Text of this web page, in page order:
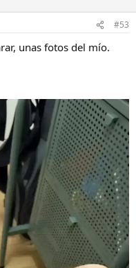
#53
unas fotos del mío.